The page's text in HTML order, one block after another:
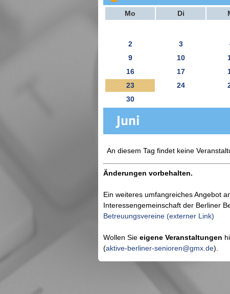
Mo Di
2
3
9
10
16
17
23
24
30
An diesem Tag findet keine
Änderungen vorbehalten.
Ein weiteres umfangreiches Angebot
Interessengemeinschaft der Berliner
Betreuungsvereine (externer Link)
Wollen Sie eigene Veranstaltungen
(aktive-berliner-senioren@gmx.de).